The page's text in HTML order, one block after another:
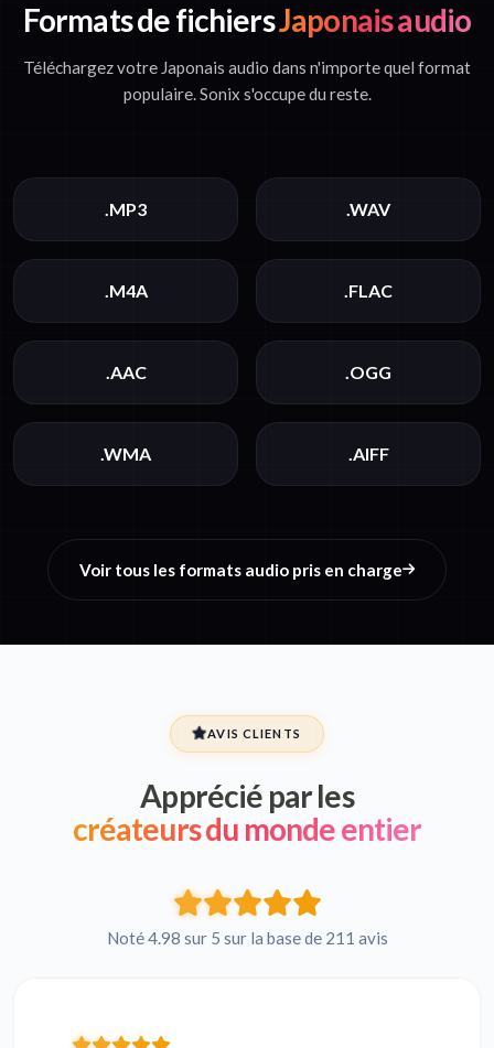
Formats de fichiersJaponais audio
Téléchargez votre Japonais audio dans n'importe quel format
populaire. Sonix s'occupe du reste.
.MP3 .WAV
.M4A .FLAC
.AAC .OGG
.WMA .AIFF
Voir tous les formats audio pris en charge
AVIS CLIENTS
Apprécié par les
créateurs du monde entier
Noté 4.98 sur 5 sur la base de 211 avis